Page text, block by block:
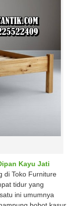
Kayu Jati
di Toko Furniture
tidur yang
ini umumnya